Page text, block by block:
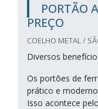
PORTÃO
PREÇO
COELHO METAL /
Diversos
Os portões de
prático e
Isso acontece